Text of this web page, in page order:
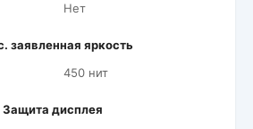
Нет
заявленная яркость
450 нит
Защита дисплея